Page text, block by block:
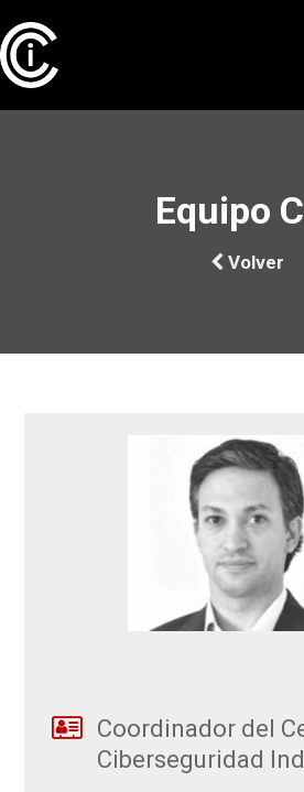
Equipo
Volver
Coordinador del
Ciberseguridad